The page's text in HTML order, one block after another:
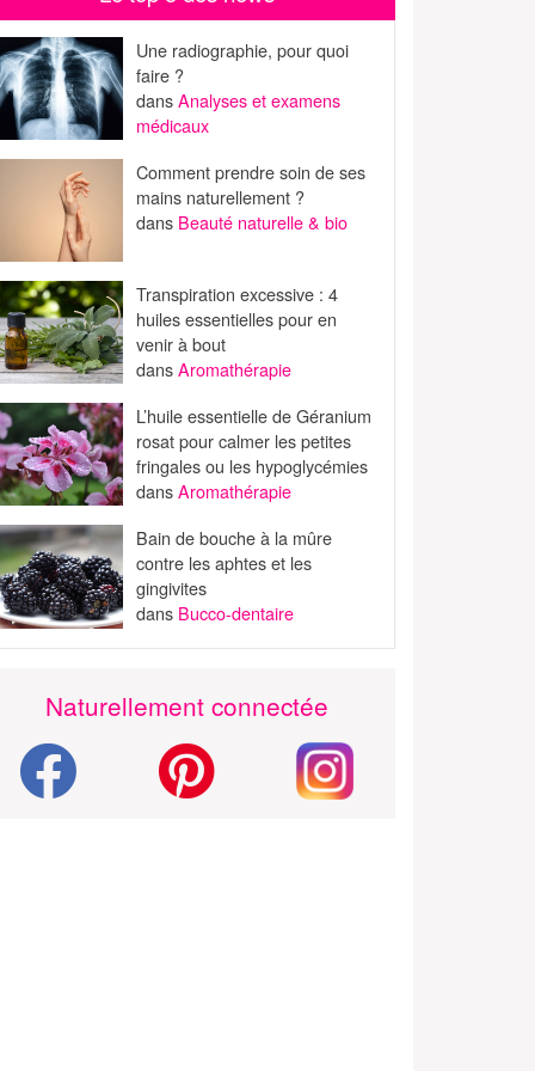
Une radiographie, pour quoi
faire ?
dansAnalyses et examens
médicaux
Comment prendre soin de ses
mains naturellement ?
dans Beauté naturelle & bio
Transpiration excessive : 4
huiles essentielles pour en
venir à bout
dansAromathérapie
L’huile essentielle de Géranium
rosat pour calmer les petites
fringales ou les hypoglycémies
dansAromathérapie
Bain de bouche à la mûre
contre les aphtes et les
gingivites
dans Bucco-dentaire
Naturellement connectée